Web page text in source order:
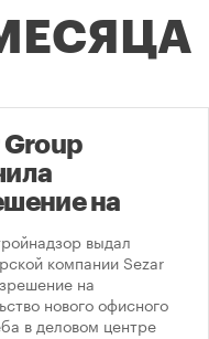
Group
на
в
Сити»
выдал
компании Sezar
на
нового офисного
в деловом центре